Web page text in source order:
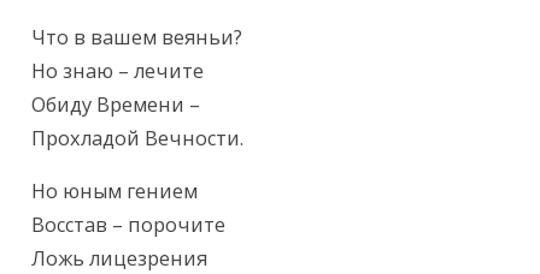
Что в вашем веяньи?
Но знаю – лечите
Обиду Времени –
Прохладой Вечности.
Но юным гением
Восстав – порочите
Ложь лицезрения